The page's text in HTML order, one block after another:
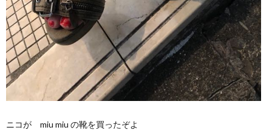
ニコが miu miu の靴を買ったぞよ